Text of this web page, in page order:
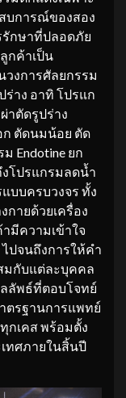
บการณ์ของสอง
กษาที่ปลอดภัย
กค้าเป็น
วงการศัลยกรรม
าง อาทิ โปรแก
าตัดรูปร่าง
ตัดนมน้อย ตัด
Endotine ยก
โปรแกรมลดน้ำ
บบครบวงจร ทั้ง
กายด้วยเครื่อง
มีความเข้าใจ
ปจนถึงการให้คำ
มกับแต่ละบุคคล
ลลัพธ์ที่ตอบโจทย์
ตรฐานการแพทย์
กเคส พร้อมตั้ง
ทศภายในสิ้นปี